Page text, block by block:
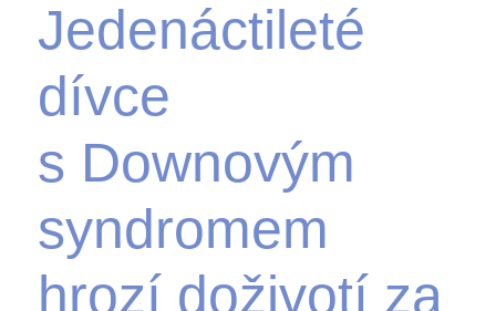
Jedenáctileté
dívce
s Downovým
syndromem
hrozí doživotí za